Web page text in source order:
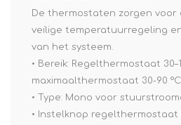
De thermostaten zorgen voor
veilige temperatuurregeling
van het systeem.
• Bereik: Regelthermostaat
maximaalthermostaat 30-90 °C
• Type: Mono voor
• Instelknop regelthermostaat